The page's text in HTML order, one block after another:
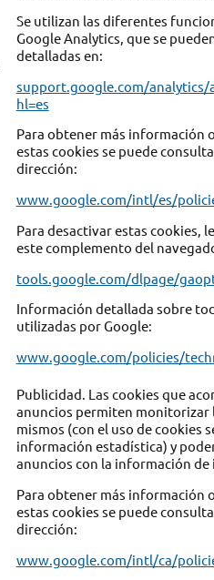
Se utilizan las diferentes
Google Analytics, que se
detalladas en:
support.google.com/analytics/
hl=es
Para obtener más información
estas cookies se puede
dirección:
www.google.com/intl/es/
Para desactivar estas cookies,
este complemento del
tools.google.com/dlpage/
Información detallada sobre
utilizadas por Google:
www.google.com/policies/
Publicidad. Las cookies que
anuncios permiten monitorizar
mismos (con el uso de cookies
información estadística) y
anuncios con la información
Para obtener más información
estas cookies se puede
dirección:
www.google.com/intl/ca/